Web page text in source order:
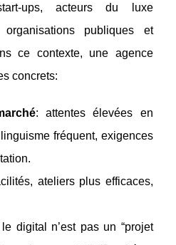
ups, acteurs du luxe
organisations publiques et
ce contexte, une agence
concrets:
: attentes élevées en
fréquent, exigences
ateliers plus efficaces,
digital n’est pas un “projet